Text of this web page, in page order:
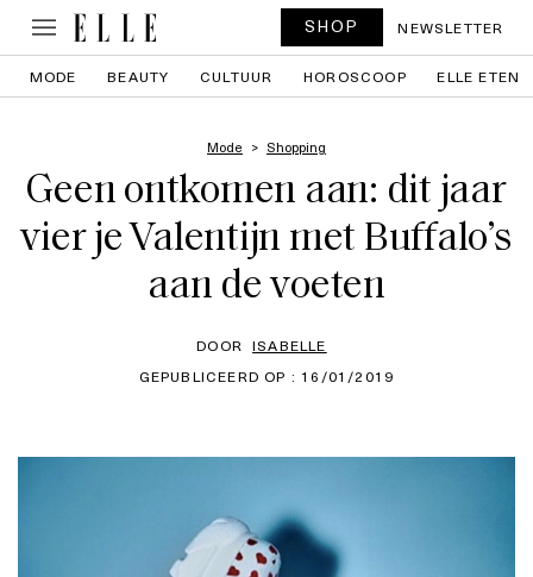
SHOP NEWSLETTER
MODE BEAUTY CULTUUR HOROSCOOP ELLE ETEN
Mode Shopping
Geen ontkomen aan: dit jaar
vier je Valentijn met Buffalo’s
aan de voeten
DOOR ISABELLE
GEPUBLICEERD OP : 16/01/2019